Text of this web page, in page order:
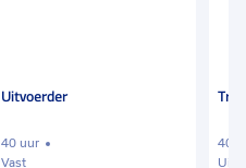
Uitvoerder
40 uur
Vast
40